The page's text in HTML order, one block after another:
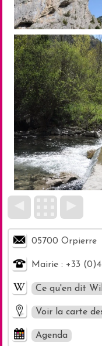
05700 Orpierre
Mairie : +33
Ce qu'en dit
Voir la carte
Agenda